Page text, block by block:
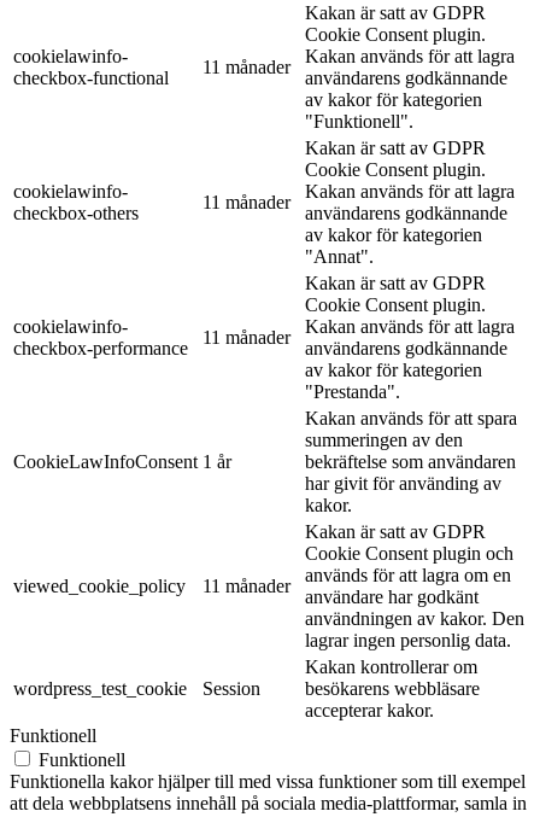
cookielawinfo-
checkbox-functional
11 månader
Kakan är satt av GDPR
Cookie Consent plugin.
Kakan används för att lagra
användarens godkännande
av kakor för kategorien
"Funktionell".
cookielawinfo-
checkbox-others
11 månader
Kakan är satt av GDPR
Cookie Consent plugin.
Kakan används för att lagra
användarens godkännande
av kakor för kategorien
"Annat".
cookielawinfo-
checkbox-performance
11 månader
Kakan är satt av GDPR
Cookie Consent plugin.
Kakan används för att lagra
användarens godkännande
av kakor för kategorien
"Prestanda".
CookieLawInfoConsent 1 år
Kakan används för att spara
summeringen av den
bekräftelse som användaren
har givit för använding av
kakor.
viewed_cookie_policy 11 månader
Kakan är satt av GDPR
Cookie Consent plugin och
används för att lagra om en
användare har godkänt
användningen av kakor. Den
lagrar ingen personlig data.
wordpress_test_cookie Session
Kakan kontrollerar om
besökarens webbläsare
accepterar kakor.
Funktionell
Funktionell
Funktionella kakor hjälper till med vissa funktioner som till exempel
att dela webbplatsens innehåll på sociala media-plattformar, samla in